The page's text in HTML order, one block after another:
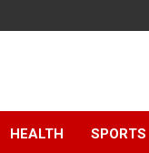
HEALTH SPORTS